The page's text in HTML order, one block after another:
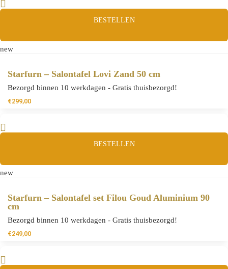
BESTELLEN
new
Starfurn – Salontafel Lovi Zand 50 cm
Bezorgd binnen 10 werkdagen - Gratis thuisbezorgd!
€299,00
BESTELLEN
new
Starfurn – Salontafel set Filou Goud Aluminium 90
cm
Bezorgd binnen 10 werkdagen - Gratis thuisbezorgd!
€249,00